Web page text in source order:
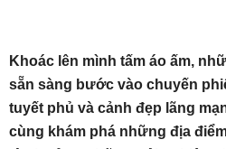
Khoác lên mình tấm áo ấm,
sẵn sàng bước vào chuyến
tuyết phủ và cảnh đẹp lãng
cùng khám phá những địa